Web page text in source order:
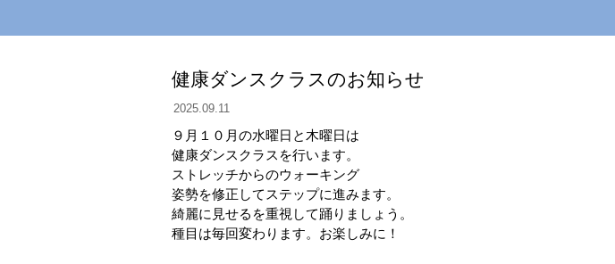
健康ダンスクラスのお知らせ
2025.09.11
９月１０月の水曜日と木曜日は
健康ダンスクラスを行います。
ストレッチからのウォーキング
姿勢を修正してステップに進みます。
綺麗に見せるを重視して踊りましょう。
種目は毎回変わります。お楽しみに！